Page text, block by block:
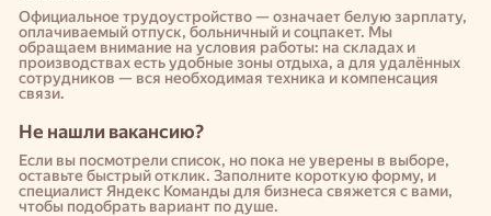
Официальное трудоустройство — означает белую зарплату,
оплачиваемый отпуск, больничный и соцпакет. Мы
обращаем внимание на условия работы: на складах и
производствах есть удобные зоны отдыха, а для удалённых
сотрудников — вся необходимая техника и компенсация
связи.
Не нашли вакансию?
Если вы посмотрели список, но пока не уверены в выборе,
оставьте быстрый отклик. Заполните короткую форму, и
специалист Яндекс Команды для бизнеса свяжется с вами,
чтобы подобрать вариант по душе.